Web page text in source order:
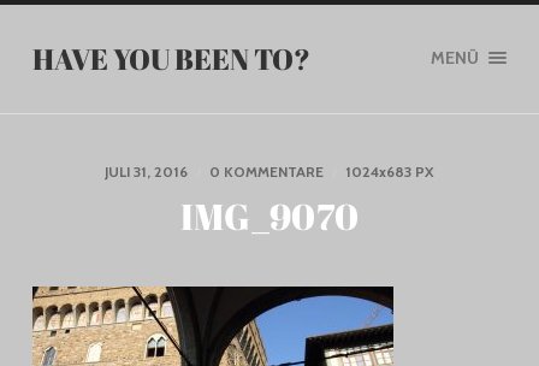
HAVE YOU BEEN TO? MENÜ
JULI 31, 2016 0 KOMMENTARE 1024x683 PX
IMG_9070